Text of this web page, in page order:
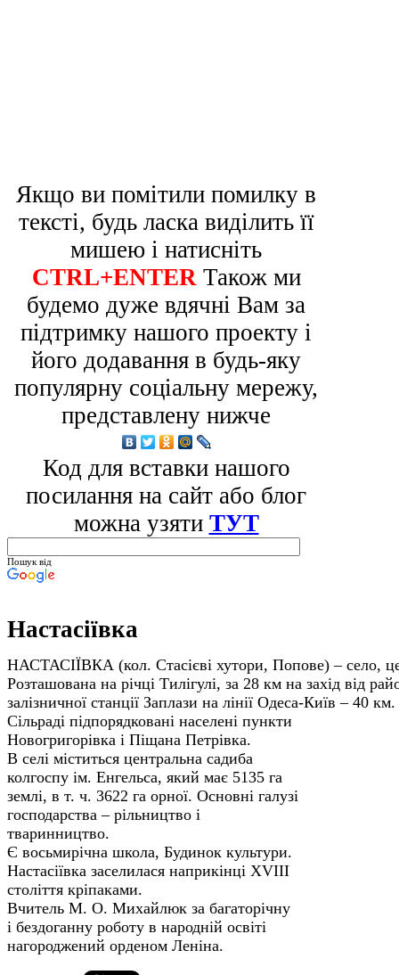
Якщо ви помітили помилку в
тексті, будь ласка виділить її
мишею і натисніть
CTRL+ENTER Також ми
будемо дуже вдячні Вам за
підтримку нашого проекту і
його додавання в будь-яку
популярну соціальну мережу,
представлену нижче
Код для вставки нашого
посилання на сайт або блог
можна узяти ТУТ
Пошук від
Настасіївка
НАСТАСІЇВКА (кол. Стасієві хутори, Попове) – село,
Розташована на річці Тилігулі, за 28 км на захід від
залізничної станції Заплази на лінії Одеса-Київ – 40
Сільраді підпорядковані населені пункти
Новогригорівка і Піщана Петрівка.
В селі міститься центральна садиба
колгоспу ім. Енгельса, який має 5135 га
землі, в т. ч. 3622 га орної. Основні галузі
господарства – рільництво і
тваринництво.
Є восьмирічна школа, Будинок культури.
Настасіївка заселилася наприкінці XVIII
століття кріпаками.
Вчитель М. О. Михайлюк за багаторічну
і бездоганну роботу в народній освіті
нагороджений орденом Леніна.